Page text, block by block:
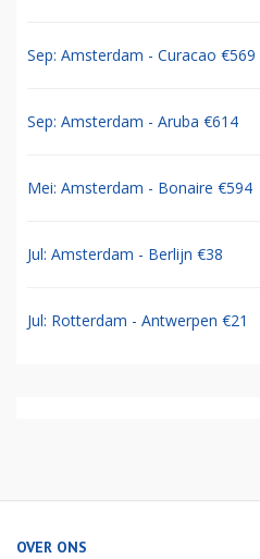
Sep: Amsterdam - Curacao €569
Sep: Amsterdam - Aruba €614
Mei: Amsterdam - Bonaire €594
Jul: Amsterdam - Berlijn €38
Jul: Rotterdam - Antwerpen €21
OVER ONS